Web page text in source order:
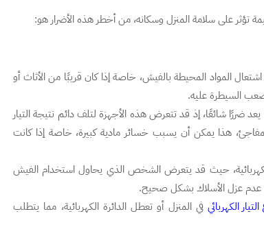
تؤثر على سلامة المنزل وسكانه، من أخطر هذه الأضرار هو:
المواد المحيطة بالفيش، خاصة إذا كان قريبًا من الأثاث أو
السيطرة عليه.
ضررًا شائعًا، إذ قد تتعرض هذه الأجهزة لتلف دائم نتيجة التيار
المفاجئ، هذا يمكن أن يسبب خسائر مادية كبيرة، خاصة إذا كانت
حيث قد يتعرض الشخص الذي يحاول استخدام الفيش
عدم عزل الأسلاك بشكل صحيح.
الكهربائيفي المنزل أو تعطل الدائرة الكهربائية، مما يتطلب